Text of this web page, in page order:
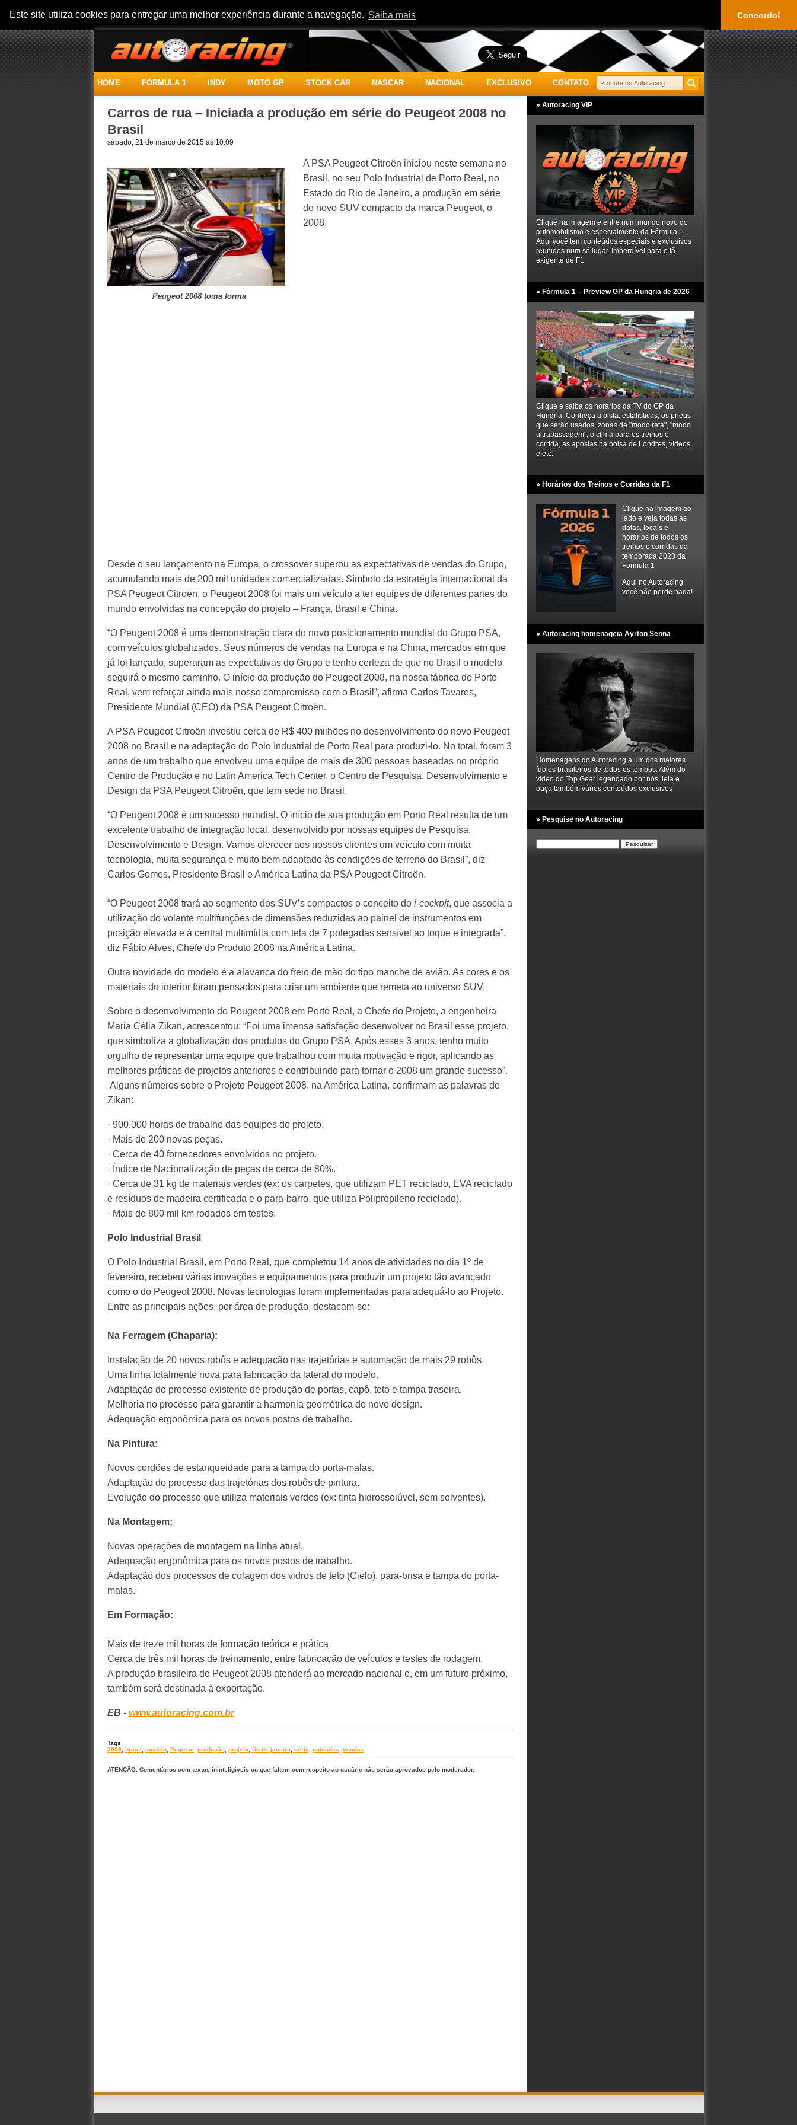
Este site utiliza cookies para entregar uma melhor experiência durante a navegação. Saiba mais Concordo!
HOME FORMULA 1 INDY MOTO GP STOCK CAR NASCAR NACIONAL EXCLUSIVO CONTATO
Carros de rua – Iniciada a produção em série do Peugeot 2008 no
Brasil
sábado, 21 de março de 2015 às 10:09
Peugeot 2008 toma forma
A PSA Peugeot Citroën iniciou neste semana no
Brasil, no seu Polo Industrial de Porto Real, no
Estado do Rio de Janeiro, a produção em série
do novo SUV compacto da marca Peugeot, o
2008.
Desde o seu lançamento na Europa, o crossover superou as expectativas de vendas do Grupo,
acumulando mais de 200 mil unidades comercializadas. Símbolo da estratégia internacional da
PSA Peugeot Citroën, o Peugeot 2008 foi mais um veículo a ter equipes de diferentes partes do
mundo envolvidas na concepção do projeto – França, Brasil e China.
“O Peugeot 2008 é uma demonstração clara do novo posicionamento mundial do Grupo PSA,
com veículos globalizados. Seus números de vendas na Europa e na China, mercados em que
já foi lançado, superaram as expectativas do Grupo e tenho certeza de que no Brasil o modelo
seguirá o mesmo caminho. O início da produção do Peugeot 2008, na nossa fábrica de Porto
Real, vem reforçar ainda mais nosso compromisso com o Brasil”, afirma Carlos Tavares,
Presidente Mundial (CEO) da PSA Peugeot Citroën.
A PSA Peugeot Citroën investiu cerca de R$ 400 milhões no desenvolvimento do novo Peugeot
2008 no Brasil e na adaptação do Polo Industrial de Porto Real para produzi-lo. No total, foram 3
anos de um trabalho que envolveu uma equipe de mais de 300 pessoas baseadas no próprio
Centro de Produção e no Latin America Tech Center, o Centro de Pesquisa, Desenvolvimento e
Design da PSA Peugeot Citroën, que tem sede no Brasil.
“O Peugeot 2008 é um sucesso mundial. O início de sua produção em Porto Real resulta de um
excelente trabalho de integração local, desenvolvido por nossas equipes de Pesquisa,
Desenvolvimento e Design. Vamos oferecer aos nossos clientes um veículo com muita
tecnologia, muita segurança e muito bem adaptado às condições de terreno do Brasil”, diz
Carlos Gomes, Presidente Brasil e América Latina da PSA Peugeot Citroën.
“O Peugeot 2008 trará ao segmento dos SUV’s compactos o conceito do i-cockpit, que associa a
utilização do volante multifunções de dimensões reduzidas ao painel de instrumentos em
posição elevada e à central multimídia com tela de 7 polegadas sensível ao toque e integrada”,
diz Fábio Alves, Chefe do Produto 2008 na América Latina.
Outra novidade do modelo é a alavanca do freio de mão do tipo manche de avião. As cores e os
materiais do interior foram pensados para criar um ambiente que remeta ao universo SUV.
Sobre o desenvolvimento do Peugeot 2008 em Porto Real, a Chefe do Projeto, a engenheira
Maria Célia Zikan, acrescentou: “Foi uma imensa satisfação desenvolver no Brasil esse projeto,
que simboliza a globalização dos produtos do Grupo PSA. Após esses 3 anos, tenho muito
orgulho de representar uma equipe que trabalhou com muita motivação e rigor, aplicando as
melhores práticas de projetos anteriores e contribuindo para tornar o 2008 um grande sucesso”.
Alguns números sobre o Projeto Peugeot 2008, na América Latina, confirmam as palavras de
Zikan:
· 900.000 horas de trabalho das equipes do projeto.
· Mais de 200 novas peças.
· Cerca de 40 fornecedores envolvidos no projeto.
· Índice de Nacionalização de peças de cerca de 80%.
· Cerca de 31 kg de materiais verdes (ex: os carpetes, que utilizam PET reciclado, EVA reciclado
e resíduos de madeira certificada e o para-barro, que utiliza Polipropileno reciclado).
· Mais de 800 mil km rodados em testes.
Polo Industrial Brasil
O Polo Industrial Brasil, em Porto Real, que completou 14 anos de atividades no dia 1º de
fevereiro, recebeu várias inovações e equipamentos para produzir um projeto tão avançado
como o do Peugeot 2008. Novas tecnologias foram implementadas para adequá-lo ao Projeto.
Entre as principais ações, por área de produção, destacam-se:
Na Ferragem (Chaparia):
Instalação de 20 novos robôs e adequação nas trajetórias e automação de mais 29 robôs.
Uma linha totalmente nova para fabricação da lateral do modelo.
Adaptação do processo existente de produção de portas, capô, teto e tampa traseira.
Melhoria no processo para garantir a harmonia geométrica do novo design.
Adequação ergonômica para os novos postos de trabalho.
Na Pintura:
Novos cordões de estanqueidade para a tampa do porta-malas.
Adaptação do processo das trajetórias dos robôs de pintura.
Evolução do processo que utiliza materiais verdes (ex: tinta hidrossolúvel, sem solventes).
Na Montagem:
Novas operações de montagem na linha atual.
Adequação ergonômica para os novos postos de trabalho.
Adaptação dos processos de colagem dos vidros de teto (Cielo), para-brisa e tampa do porta-
malas.
Em Formação:
Mais de treze mil horas de formação teórica e prática.
Cerca de três mil horas de treinamento, entre fabricação de veículos e testes de rodagem.
A produção brasileira do Peugeot 2008 atenderá ao mercado nacional e, em um futuro próximo,
também será destinada à exportação.
EB - www.autoracing.com.br
Tags
2008, brasil modelo, Pegueot, produção, projeto, rio de janeiro, série, unidades vendas
ATENÇÃO: Comentários com textos ininteligíveis ou que faltem com respeito ao usuário não serão aprovados pelo moderador.
» Autoracing VIP
Clique na imagem e entre num mundo novo do
automobilismo e especialmente da Fórmula 1.
Aqui você tem conteúdos especiais e exclusivos
reunidos num só lugar. Imperdível para o fã
exigente de F1
» Fórmula 1 – Preview GP da Hungria de 2026
Clique e saiba os horários da TV do GP da
Hungria. Conheça a pista, estatísticas, os pneus
que serão usados, zonas de "modo reta", "modo
ultrapassagem", o clima para os treinos e
corrida, as apostas na bolsa de Londres, vídeos
e etc.
» Horários dos Treinos e Corridas da F1
Clique na imagem ao
lado e veja todas as
datas, locais e
horários de todos os
treinos e corridas da
temporada 2023 da
Formula 1
Aqui no Autoracing
você não perde nada!
» Autoracing homenageia Ayrton Senna
Homenagens do Autoracing a um dos maiores
ídolos brasileiros de todos os tempos. Além do
vídeo do Top Gear legendado por nós, leia e
ouça também vários conteúdos exclusivos
» Pesquise no Autoracing
Pesquisar
por: